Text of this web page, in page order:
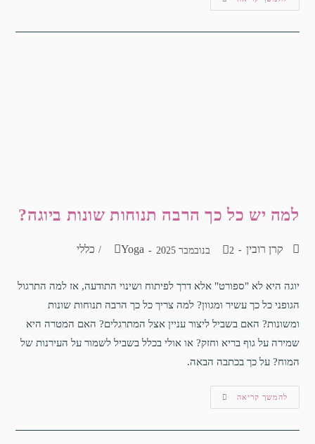
למה יש כל כך הרבה תנוחות שונות ביוגה?
קרן רובין 2 בנובמבר 2025 Yoga
/ כללי
יוגה היא לא "ספורט" אלא דרך לפיתוח ושינוי התודעה, אז למה התרגול
הגופני כל כך עשיר ומגוון? למה צריך כל כך הרבה תנוחות שונות
ומשונות? האם בשביל ליצור עניין אצל המתרגלים? האם המטרה היא
שמירה על גוף בריא וחזק? או אולי בכלל בשביל לשמור על העירנות של
המוח? על כך בכתבה הבאה.
להמשך קריאה